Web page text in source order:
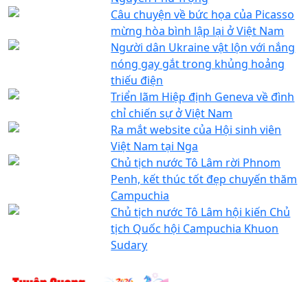
Câu chuyện về bức họa của Picasso
mừng hòa bình lập lại ở Việt Nam
Người dân Ukraine vật lộn với nắng
nóng gay gắt trong khủng hoảng
thiếu điện
Triển lãm Hiệp định Geneva về đình
chỉ chiến sự ở Việt Nam
Ra mắt website của Hội sinh viên
Việt Nam tại Nga
Chủ tịch nước Tô Lâm rời Phnom
Penh, kết thúc tốt đẹp chuyến thăm
Campuchia
Chủ tịch nước Tô Lâm hội kiến Chủ
tịch Quốc hội Campuchia Khuon
Sudary